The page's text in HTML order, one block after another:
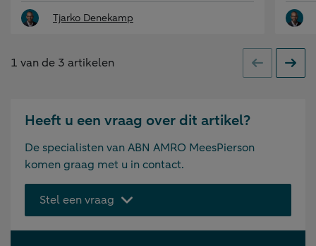
Tjarko Denekamp
1 van de 3 artikelen Vorige
Heeft u een vraag over dit artikel?
De specialisten van ABN AMRO MeesPierson
komen graag met u in contact.
Stel een vraag